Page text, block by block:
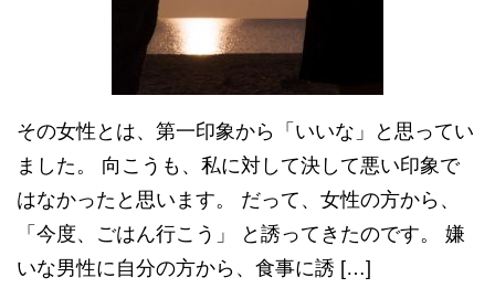
その女性とは、第一印象から「いいな」と思ってい
ました。 向こうも、私に対して決して悪い印象で
はなかったと思います。 だって、女性の方から、
「今度、ごはん行こう」 と誘ってきたのです。 嫌
いな男性に自分の方から、食事に誘 […]